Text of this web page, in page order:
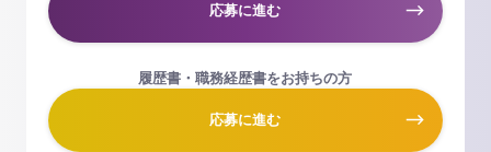
応募に進む
履歴書・職務経歴書をお持ちの方
応募に進む